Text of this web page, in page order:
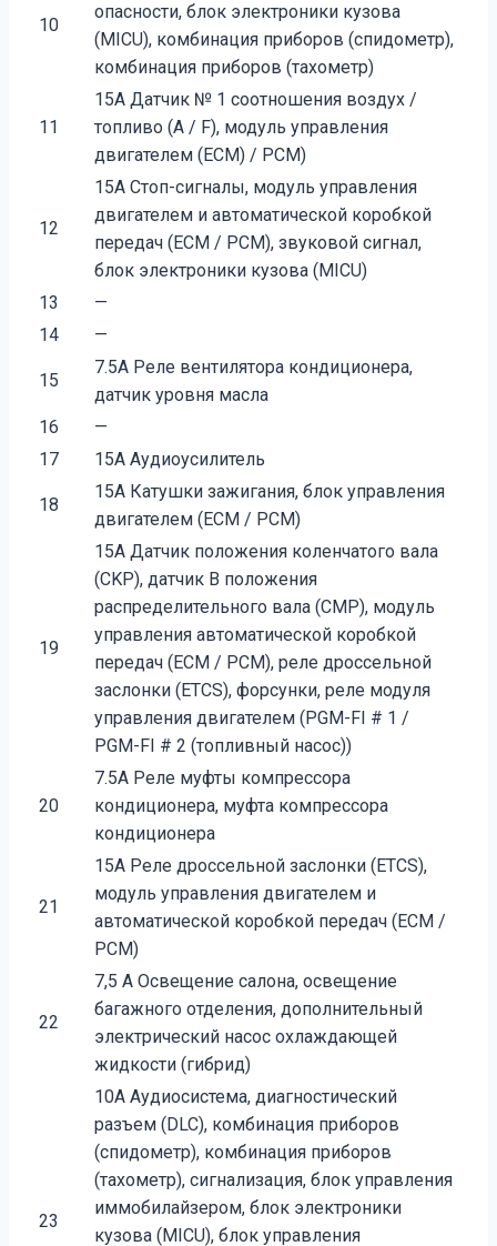
10
опасности, блок электроники кузова
(MICU), комбинация приборов (спидометр),
комбинация приборов (тахометр)
11
15A Датчик № 1 соотношения воздух /
топливо (A / F), модуль управления
двигателем (ECM) / PCM)
12
15A Стоп-сигналы, модуль управления
двигателем и автоматической коробкой
передач (ECM / PCM), звуковой сигнал,
блок электроники кузова (MICU)
13
—
14
—
15
7.5A Реле вентилятора кондиционера,
датчик уровня масла
16
—
17
15A Аудиоусилитель
18
15A Катушки зажигания, блок управления
двигателем (ECM / PCM)
19
15A Датчик положения коленчатого вала
(CKP), датчик B положения
распределительного вала (CMP), модуль
управления автоматической коробкой
передач (ECM / PCM), реле дроссельной
заслонки (ETCS), форсунки, реле модуля
управления двигателем (PGM-FI # 1 /
PGM-FI # 2 (топливный насос))
20
7.5A Реле муфты компрессора
кондиционера, муфта компрессора
кондиционера
21
15A Реле дроссельной заслонки (ETCS),
модуль управления двигателем и
автоматической коробкой передач (ECM /
PCM)
22
7,5 А Освещение салона, освещение
багажного отделения, дополнительный
электрический насос охлаждающей
жидкости (гибрид)
23
10A Аудиосистема, диагностический
разъем (DLC), комбинация приборов
(спидометр), комбинация приборов
(тахометр), сигнализация, блок управления
иммобилайзером, блок электроники
кузова (MICU), блок управления